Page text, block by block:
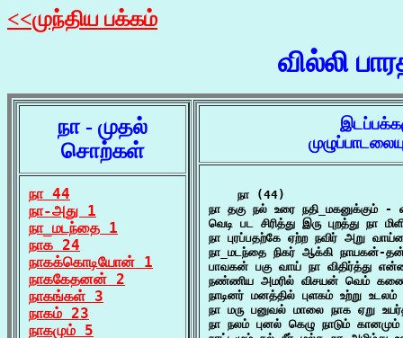
<<முந்திய பக்கம்
வில்லி
நா - முதல்
சொற்கள்
நா 44
நா-அது 1
நா_மடந்தை 1
நாக 24
நாகக்கொடியோன் 1
நாககேதனன் 2
நாகங்கள் 3
நாகம் 23
நாகமும் 5
    நா (44)
நா தகு நல் உரை நதி_மகனுக்கும் -
வெடி பட சிரித்து இரு புறத்து நா
நா புரப்பதற்கே ஏற்ற நவிர் அறு
நா_மடந்தை நிகர் ஆக்கி நாயகன்-
பாவகன் பகு வாய் நா விதிர்த்து
நண்ணிய அமரில் விசயன் வெம்
நாடினர் மனத்தில் புளகம் உற்று
நா மரு பனுவல் மாலை நாக ஏறு
நா நலம் புனல் கெழு நாடும்